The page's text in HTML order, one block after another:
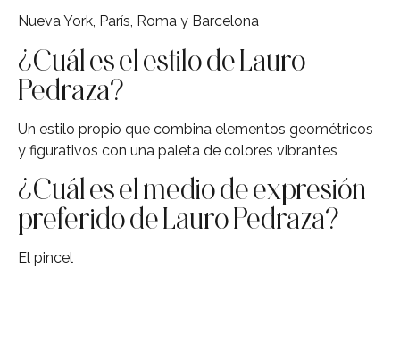
Nueva York, París, Roma y Barcelona
¿Cuál es el estilo de Lauro
Pedraza?
Un estilo propio que combina elementos geométricos
y figurativos con una paleta de colores vibrantes
¿Cuál es el medio de expresión
preferido de Lauro Pedraza?
El pincel